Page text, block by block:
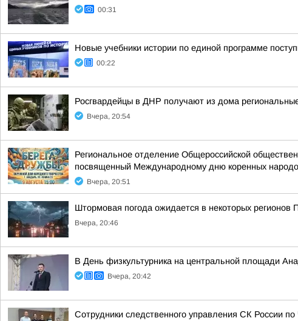
00:31
Новые учебники истории по единой программе
00:22
Росгвардейцы в ДНР получают из дома
Вчера, 20:54
Региональное отделение Общероссийской
посвященный Международному дню коренных
Вчера, 20:51
Штормовая погода ожидается в некоторых
Вчера, 20:46
В День физкультурника на центральной площади
Вчера, 20:42
Сотрудники следственного управления СК России